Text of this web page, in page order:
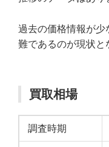
過去の価格情報が少
難であるのが現状と
買取相場
調査時期